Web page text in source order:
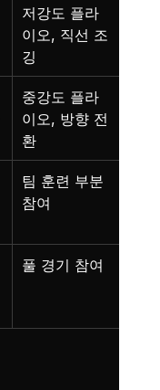
저강도 플라
이오, 직선 조
깅
중강도 플라
이오, 방향 전
환
팀 훈련 부분
참여
풀 경기 참여